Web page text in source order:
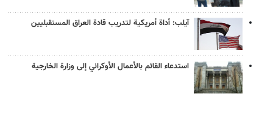
آيلب: أداة أمريكية لتدريب قادة العراق المستقبليين
استدعاء القائم بالأعمال الأوكراني إلى وزارة الخارجية